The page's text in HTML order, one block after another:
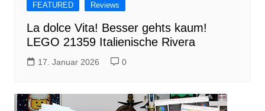
FEATURED Reviews
La dolce Vita! Besser gehts kaum!
LEGO 21359 Italienische Rivera
17. Januar 2026 0